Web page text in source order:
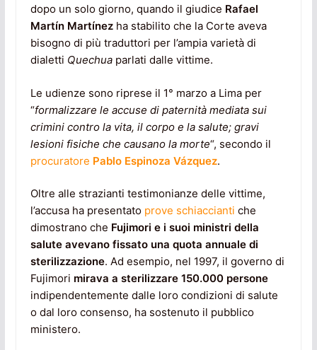
dopo un solo giorno, quando il giudice Rafael
Martín Martínezha stabilito che la Corte aveva
bisogno di più traduttori per l’ampia varietà di
dialetti Quechuaparlati dalle vittime.
Le udienze sono riprese il 1° marzo a Lima per
“formalizzare le accuse di paternità mediata sui
crimini contro la vita, il corpo e la salute; gravi
lesioni fisiche che causano la morte“, secondo il
procuratore Pablo Espinoza Vázquez.
Oltre alle strazianti testimonianze delle vittime,
l’accusa ha presentato prove schiaccianti che
dimostrano che Fujimori e i suoi ministri della
salute avevano fissato una quota annuale di
sterilizzazione. Ad esempio, nel 1997, il governo di
Fujimori mirava a sterilizzare 150.000 persone
indipendentemente dalle loro condizioni di salute
o dal loro consenso, ha sostenuto il pubblico
ministero.